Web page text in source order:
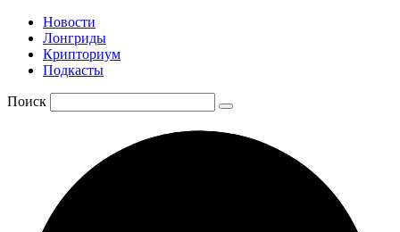
Новости
Лонгриды
Крипториум
Подкасты
Поиск